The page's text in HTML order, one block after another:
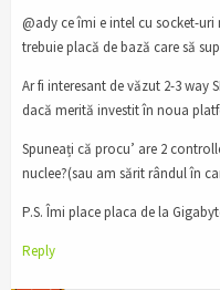
@ady ce îmi e intel cu socket-
trebuie placă de bază care să
Ar fi interesant de văzut 2-3 way
dacă merită investit în noua
Spuneați că procu’ are 2
nuclee?(sau am sărit rândul în
P.S. Îmi place placa de la
Reply